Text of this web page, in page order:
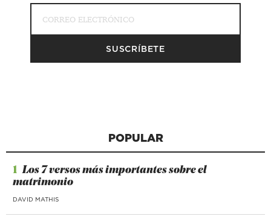
POPULAR
1 Los 7 versos más importantes sobre el
matrimonio
DAVID MATHIS